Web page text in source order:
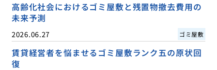
高齢化社会におけるゴミ屋敷と残置物撤去費用の
未来予測
2026.06.27 ゴミ屋敷
賃貸経営者を悩ませるゴミ屋敷ランク五の原状回
復